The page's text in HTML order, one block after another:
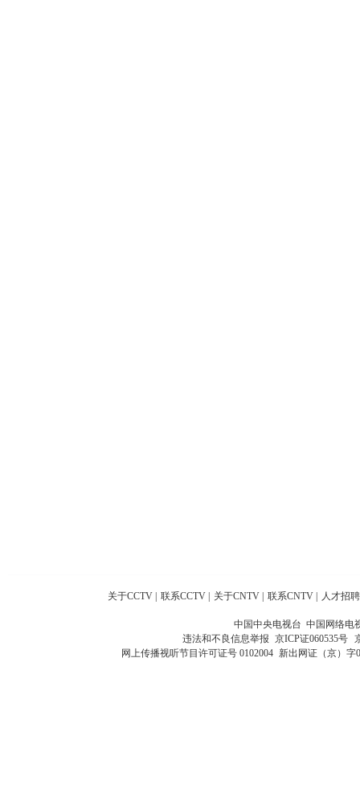
关于CCTV 联系CCTV 关于CNTV 联系CNTV 人才招聘
中国中央电视台 中国网络电
违法和不良信息举报 京ICP证060535号
网上传播视听节目许可证号 0102004 新出网证（京）